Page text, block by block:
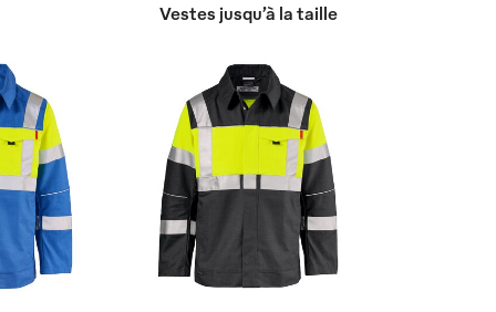
Vestes jusqu’à la taille